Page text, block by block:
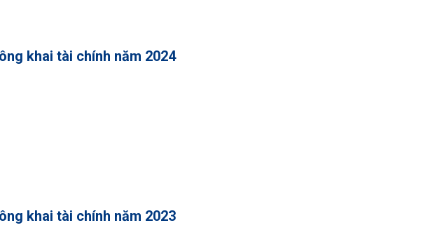
khai tài chính năm 2024
khai tài chính năm 2023